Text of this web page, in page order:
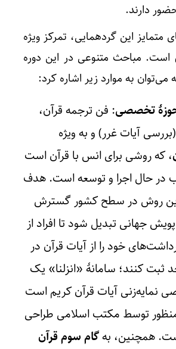
دارند.
متمایز این گردهمایی، تمرکز ویژه
است. مباحث متنوعی در این دوره
به موارد زیر اشاره کرد:
تخصصی: فن ترجمه قرآن،
(بررسی آیات غرر) و به ویژه
، که روشی برای انس با قرآن است
در حال اجرا و توسعه است. هدف
روش در سطح کشور گسترش
جهانی تبدیل شود تا افراد از
خود را از آیات قرآن در
ثبت کنند؛ سامانۀ «انزلنا» یک
نمایه‌زنی آیات قرآن کریم است
توسط مکتب اسلامی طراحی
همچنین، بهگام سوم قرآن